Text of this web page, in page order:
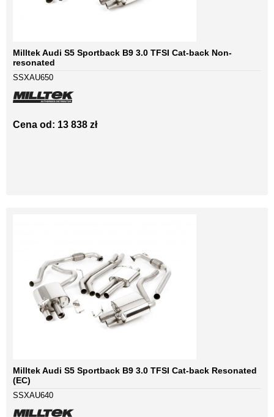
Milltek Audi S5 Sportback B9 3.0 TFSI Cat-back Non-
resonated
SSXAU650
Cena od: 13 838 zł
Milltek Audi S5 Sportback B9 3.0 TFSI Cat-back Resonated
(EC)
SSXAU640